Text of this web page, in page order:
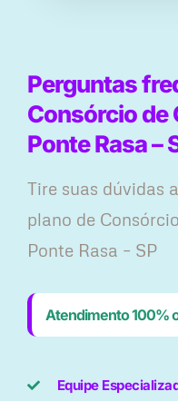
Perguntas
Consórcio de
Ponte Rasa –
Tire suas dúvidas
plano ​de
Ponte Rasa – SP
Atendimento 100%
Equipe